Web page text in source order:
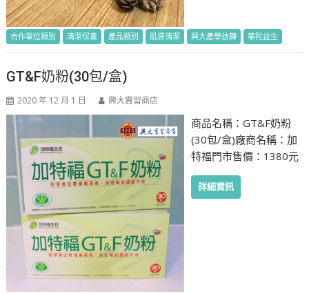
合作單位類別 清潔保養 產品類別 肌膚清潔 興大產學技轉 華陀益生
GT&F奶粉(30包/盒)
2020 年 12 月 1 日 興大實習商店
商品名稱：GT&F奶粉
(30包/盒)廠商名稱：加
特福門市售價：1380元
詳細資訊